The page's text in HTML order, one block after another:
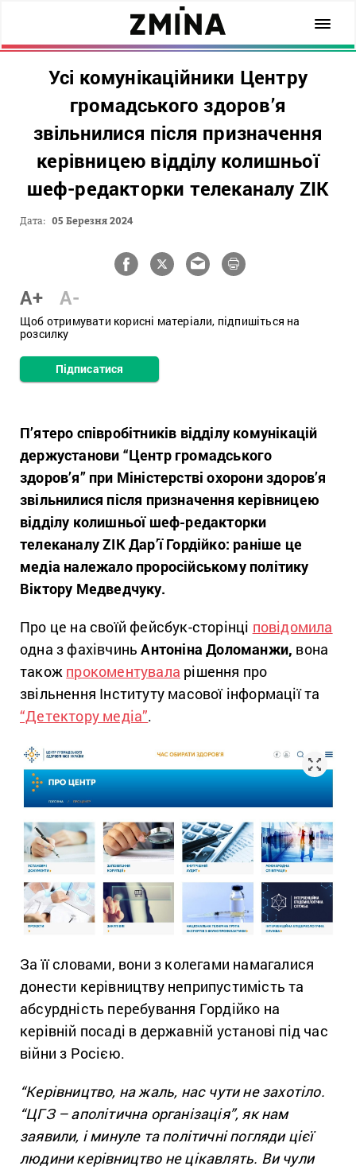
Усі комунікаційники Центру
громадського здоров’я
звільнилися після призначення
керівницею відділу колишньої
шеф-редакторки телеканалу ZIK
Дата: 05 Березня 2024
A+ A-
Щоб отримувати корисні матеріали, підпишіться на
розсилку
Підписатися
П’ятеро співробітників відділу комунікацій
держустанови “Центр громадського
здоров’я” при Міністерстві охорони здоров’я
звільнилися після призначення керівницею
відділу колишньої шеф-редакторки
телеканалу ZIK Дар’ї Гордійко: раніше це
медіа належало проросійському політику
Віктору Медведчуку.
Про це на своїй фейсбук-сторінці повідомила
одна з фахівчиньАнтоніна Доломанжи, вона
також прокоментувала рішення про
звільнення Інституту масової інформації та
“Детектору медіа”.
За її словами, вони з колегами намагалися
донести керівництву неприпустимість та
абсурдність перебування Гордійко на
керівній посаді в державній установі під час
війни з Росією.
“Керівництво, на жаль, нас чути не захотіло.
“ЦГЗ – аполітична організація”, як нам
заявили, і минуле та політичні погляди цієї
людини керівництво не цікавлять. Ви чули